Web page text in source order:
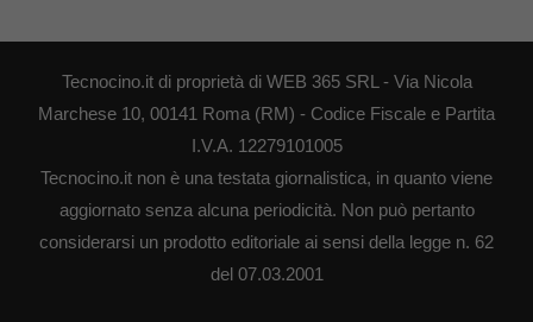
Tecnocino.it di proprietà di WEB 365 SRL - Via Nicola
Marchese 10, 00141 Roma (RM) - Codice Fiscale e Partita
I.V.A. 12279101005
Tecnocino.it non è una testata giornalistica, in quanto viene
aggiornato senza alcuna periodicità. Non può pertanto
considerarsi un prodotto editoriale ai sensi della legge n. 62
del 07.03.2001